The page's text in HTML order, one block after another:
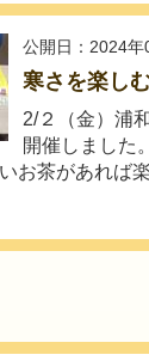
公開日：2024年
寒さを楽し
2/２（金）浦
開催しました。
お茶があれば